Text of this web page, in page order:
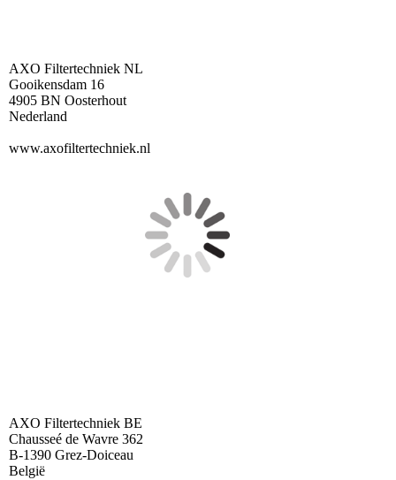
AXO Filtertechniek NL
Gooikensdam 16
4905 BN Oosterhout
Nederland
www.axofiltertechniek.nl
AXO Filtertechniek BE
Chausseé de Wavre 362
B-1390 Grez-Doiceau
België